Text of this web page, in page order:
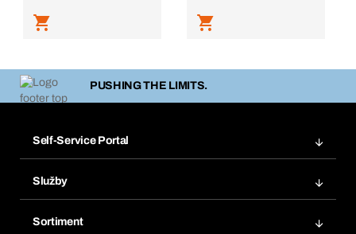
PUSHING THE LIMITS.
Self-Service Portal
Obľúbené
Služby
Sortiment